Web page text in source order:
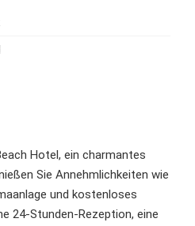
Hotel, ein charmantes
Sie Annehmlichkeiten wie
und kostenloses
24-Stunden-Rezeption, eine